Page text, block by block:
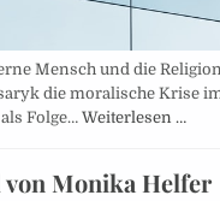
Mensch und die
die moralische Krise
Folge…Weiterlesen …
von Monika Helfer